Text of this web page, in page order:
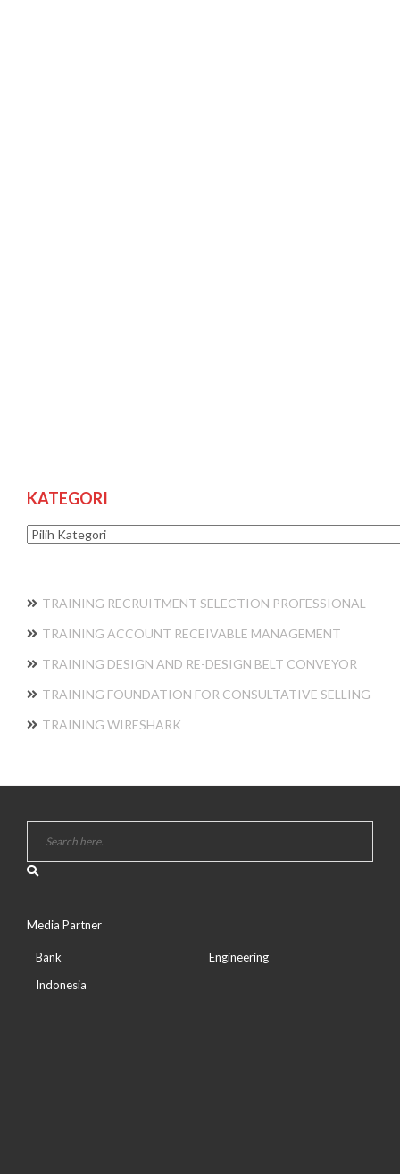
KATEGORI
Kategori
TRAINING RECRUITMENT SELECTION PROFESSIONAL
TRAINING ACCOUNT RECEIVABLE MANAGEMENT
TRAINING DESIGN AND RE-DESIGN BELT CONVEYOR
TRAINING FOUNDATION FOR CONSULTATIVE SELLING
TRAINING WIRESHARK
Media Partner
Bank
Indonesia
Engineering